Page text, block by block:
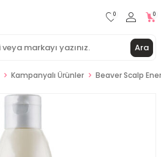
Ara
0 0
Kampanyalı Ürünler Beaver Scalp